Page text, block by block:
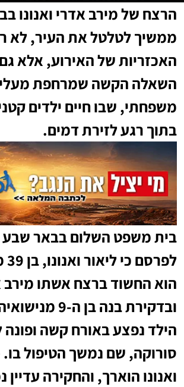
הרצח של מירב אדרי ואנונו
ממשיך לטלטל את העיר, לא
האכזריות של האירוע, אלא
השאלה הקשה שמרחפת
משפחתי, שבו חיים ילדים
בתוך רגע לזירת דמים.
בית משפט השלום בבאר שבע
הוא החשוד ברצח אשתו מירב
ובדקירת בנה בן
הילד נפצע באורח קשה ופונה
סורוקה, שם נמשך הטיפול
ואנונו הוארך, והחקירה